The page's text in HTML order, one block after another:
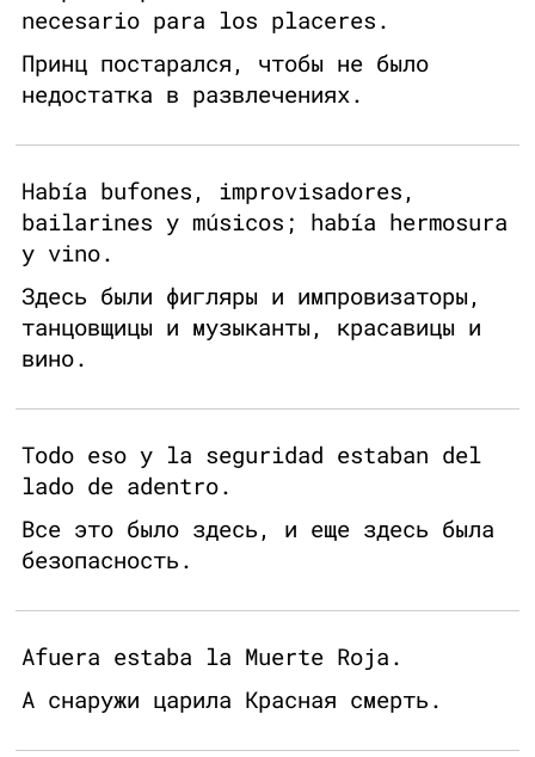
necesario para los placeres.
Принц постарался, чтобы не было
недостатка в развлечениях.
Había bufones, improvisadores,
bailarines y músicos; había hermosura
y vino.
Здесь были фигляры и импровизаторы,
танцовщицы и музыканты, красавицы и
вино.
Todo eso y la seguridad estaban del
lado de adentro.
Все это было здесь, и еще здесь была
безопасность.
Afuera estaba la Muerte Roja.
А снаружи царила Красная смерть.